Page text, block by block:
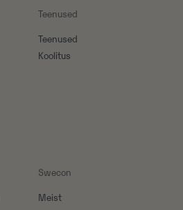
Teenused
Teenused
Koolitus
Swecon
Meist